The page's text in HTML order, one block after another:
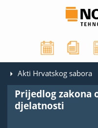
Akti Hrvatskog sabora
Prijedlog zakona
djelatnosti